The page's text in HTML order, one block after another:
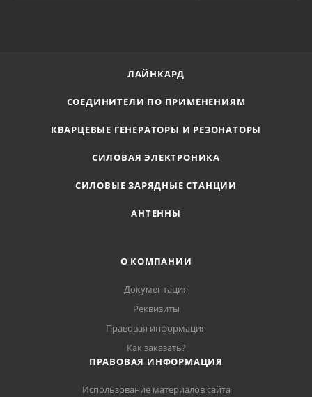
ЛАЙНКАРД
СОЕДИНИТЕЛИ ПО ПРИМЕНЕНИЯМ
КВАРЦЕВЫЕ ГЕНЕРАТОРЫ И РЕЗОНАТОРЫ
СИЛОВАЯ ЭЛЕКТРОНИКА
СИЛОВЫЕ ЗАРЯДНЫЕ СТАНЦИИ
АНТЕННЫ
О КОМПАНИИ
Документация
Реквизиты
Правовая информация
Как заказать?
ПРАВОВАЯ ИНФОРМАЦИЯ
Использование материалов сайта